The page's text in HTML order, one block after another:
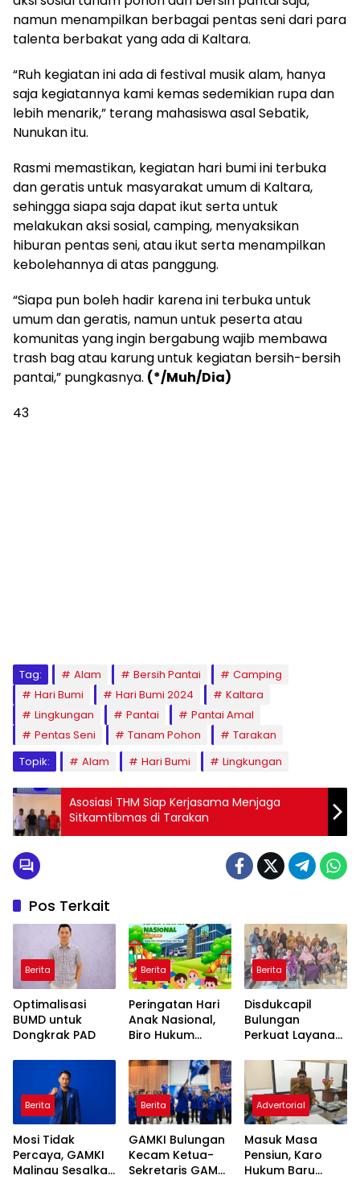
namun menampilkan berbagai pentas seni dari para
talenta berbakat yang ada di Kaltara.
“Ruh kegiatan ini ada di festival musik alam, hanya
saja kegiatannya kami kemas sedemikian rupa dan
lebih menarik,” terang mahasiswa asal Sebatik,
Nunukan itu.
Rasmi memastikan, kegiatan hari bumi ini terbuka
dan geratis untuk masyarakat umum di Kaltara,
sehingga siapa saja dapat ikut serta untuk
melakukan aksi sosial, camping, menyaksikan
hiburan pentas seni, atau ikut serta menampilkan
kebolehannya di atas panggung.
“Siapa pun boleh hadir karena ini terbuka untuk
umum dan geratis, namun untuk peserta atau
komunitas yang ingin bergabung wajib membawa
trash bag atau karung untuk kegiatan bersih-bersih
pantai,” pungkasnya. (*/Muh/Dia)
43
Tag: Alam Bersih Pantai
Camping
Hari Bumi
Hari Bumi 2024
Kaltara
Lingkungan
Pantai
Pantai Amal
Pentas Seni
Tanam Pohon
Tarakan
Topik:
Alam Hari Bumi Lingkungan
Asosiasi THM Siap Kerjasama Menjaga
Sitkamtibmas di Tarakan
Pos Terkait
Berita
Optimalisasi
BUMD untuk
Dongkrak PAD
Berita
Peringatan Hari
Anak Nasional,
Biro Hukum
Masyarakat
Untuk Penuhi Hak
Anak-Anak Agar
Tumbuh Cerdas
dan Berkarakter
Berita
Disdukcapil
Bulungan
Perkuat Layanan
Yayasan FHC
Layani
Penyandang
Disabilitas
Berita
Mosi Tidak
Percaya, GAMKI
Malinau Sesalkan
Berita
GAMKI Bulungan
Kecam Ketua-
Sekretaris GAMKI
Advertorial
Masuk Masa
Pensiun, Karo
Hukum Baru